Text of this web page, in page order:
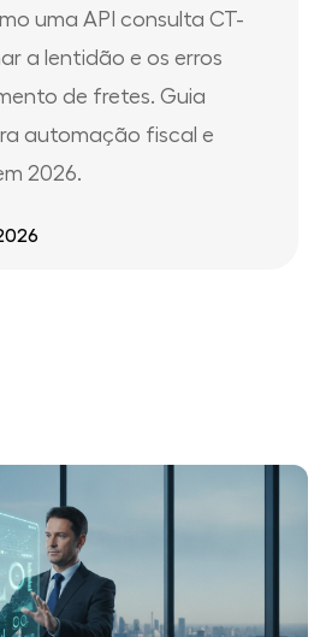
uma API consulta CT-
a lentidão e os erros
de fretes. Guia
automação fiscal e
2026.